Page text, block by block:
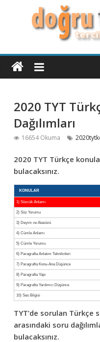
2020 TYT
Dağılımları
16654 Okuma
2020 TYT Türkçe
bulacaksınız.
KONULAR
1) Sözcük Anlamı
2) Söz Yorumu
3) Deyim ve Atasözü
4) Cümle Anlamı
5) Cümle Yorumu
6) Paragrafta Anlatım Tekniknleri
7) Paragrafta Konu-Ana Düşünce
8) Paragrafta Yapı
9) Paragrafta Yardımcı Düşünce
10) Ses Bilgisi
TYT’de sorulan Türkçe
arasındaki soru
bulacaksınız.